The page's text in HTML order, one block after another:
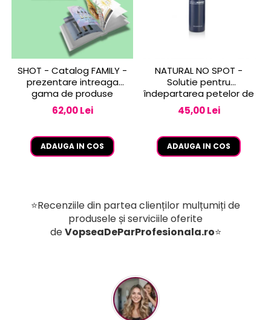
SHOT - Catalog FAMILY -
prezentare intreaga
gama de produse
62,00 Lei
ADAUGA IN COS
NATURAL NO SPOT -
Solutie pentru
îndepartarea petelor de
vopsea de pe piele 250
ml
45,00 Lei
ADAUGA IN COS
⭐Recenziile din partea clienților mulțumiți de
produsele și serviciile oferite
deVopseaDeParProfesionala.ro⭐